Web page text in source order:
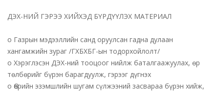
ДЭХ-НИЙ ГЭРЭЭ ХИЙХЭД БҮРДҮҮЛЭХ МАТЕРИАЛ
o Газрын мэдээллийн санд оруулсан гадна дулаан
хангамжийн зураг /ГХБХБГ-ын тодорхойлолт/
o Хэрэглэсэн ДЭХ-ний тооцоог нийлж баталгаажуулах, өр
төлбөрийг бүрэн барагдуулж, гэрээг дүгнэх
o Өөрийн эзэмшлийн шугам сүлжээний засвараа бүрэн хийж,